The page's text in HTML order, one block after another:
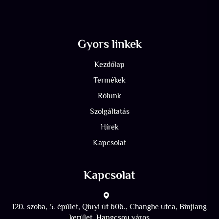
Gyors linkek
Kezdőlap
Termékek
Rólunk
Szolgáltatás
Hírek
Kapcsolat
Kapcsolat
120. szoba, 5. épület, Qiuyi út 606., Changhe utca, Binjiang